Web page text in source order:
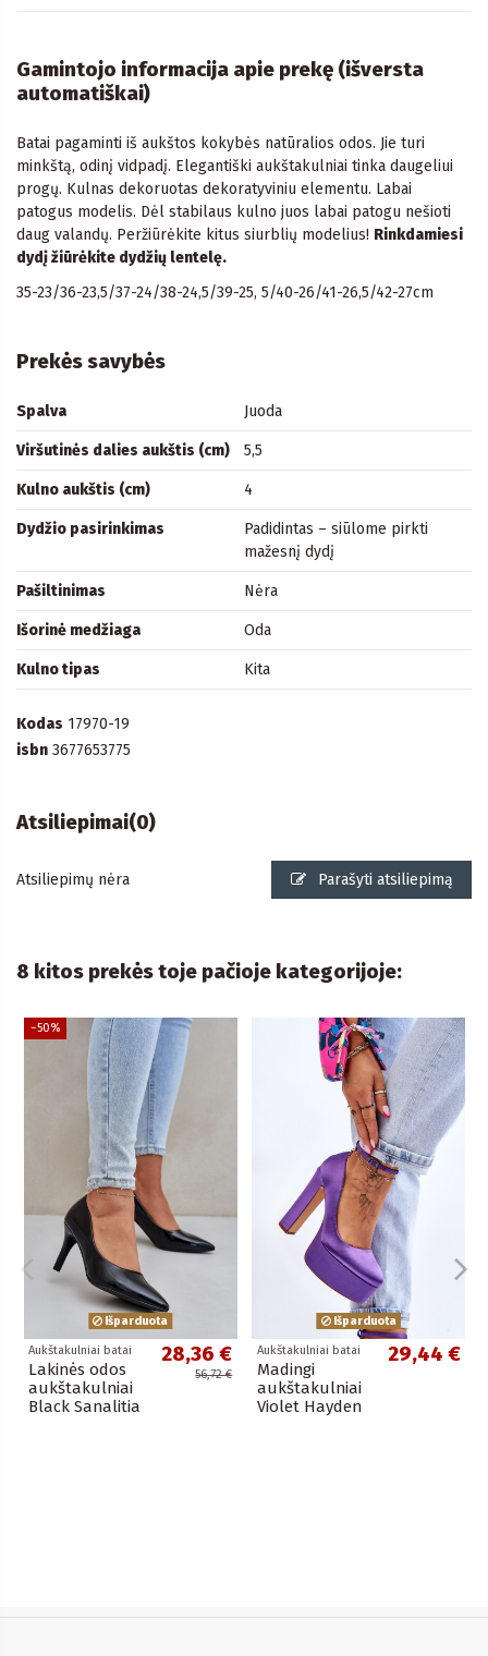
Gamintojo informacija apie prekę (išversta
automatiškai)
Batai pagaminti iš aukštos kokybės natūralios odos. Jie turi
minkštą, odinį vidpadį. Elegantiški aukštakulniai tinka daugeliui
progų. Kulnas dekoruotas dekoratyviniu elementu. Labai
patogus modelis. Dėl stabilaus kulno juos labai patogu nešioti
daug valandų. Peržiūrėkite kitus siurblių modelius! Rinkdamiesi
dydį žiūrėkite dydžių lentelę.
35-23/36-23,5/37-24/38-24,5/39-25, 5/40-26/41-26,5/42-27cm
Prekės savybės
Spalva Juoda
Viršutinės dalies aukštis (cm) 5,5
Kulno aukštis (cm) 4
Dydžio pasirinkimas
Padidintas – siūlome pirkti
mažesnį dydį
Pašiltinimas Nėra
Išorinė medžiaga Oda
Kulno tipas Kita
Kodas 17970-19
isbn 3677653775
Atsiliepimai(0)
Atsiliepimų nėra Parašyti atsiliepimą
8 kitos prekės toje pačioje kategorijoje:
−50%
Išparduota
Aukštakulniai batai
Lakinės odos
aukštakulniai
Black Sanalitia
28,36 €
56,72 €
Išparduota
Aukštakulniai batai
Madingi
aukštakulniai
Violet Hayden
29,44 €